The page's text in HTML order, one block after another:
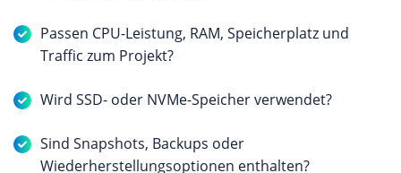
Passen CPU-Leistung, RAM, Speicherplatz und
Traffic zum Projekt?
Wird SSD- oder NVMe-Speicher verwendet?
Sind Snapshots, Backups oder
Wiederherstellungsoptionen enthalten?